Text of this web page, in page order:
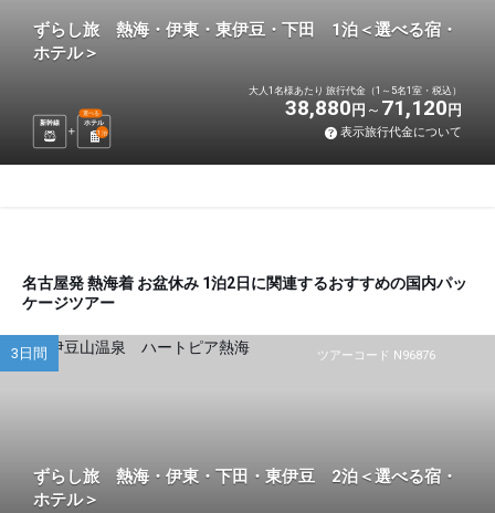
ずらし旅 熱海・伊東・東伊豆・下田 1泊＜選べる宿・
ホテル＞
新幹線 ホテル
選べる
1 泊
大人1名様あたり 旅行代金（1～5名1室・税込）
38,880 円 71,120 円
表示旅行代金について
名古屋発 熱海着 お盆休み 1泊2日に関連するおすすめの国内パッ
ケージツアー
ツアーコード N96876
3日間
ずらし旅 熱海・伊東・下田・東伊豆 2泊＜選べる宿・
ホテル＞